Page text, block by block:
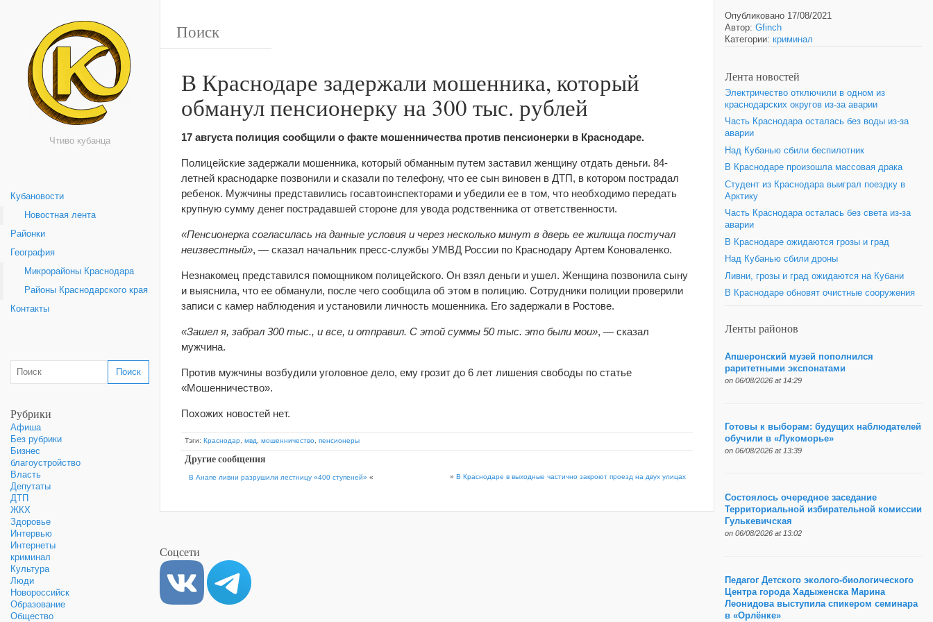
Чтиво кубанца
Кубановости
Новостная лента
Районки
География
Микрорайоны Краснодара
Районы Краснодарского края
Контакты
Рубрики
Афиша
Без рубрики
Бизнес
благоустройство
Власть
Депутаты
ДТП
ЖКХ
Здоровье
Интервью
Интернеты
криминал
Культура
Люди
Новороссийск
Образование
Общество
В Краснодаре задержали мошенника, который
обманул пенсионерку на 300 тыс. рублей
17 августа полиция сообщили о факте мошенничества против пенсионерки в Краснодаре.
Полицейские задержали мошенника, который обманным путем заставил женщину отдать деньги. 84-
летней краснодарке позвонили и сказали по телефону, что ее сын виновен в ДТП, в котором пострадал
ребенок. Мужчины представились госавтоинспекторами и убедили ее в том, что необходимо передать
крупную сумму денег пострадавшей стороне для увода родственника от ответственности.
«Пенсионерка согласилась на данные условия и через несколько минут в дверь ее жилища постучал
неизвестный», — сказал начальник пресс-службы УМВД России по Краснодару Артем Коноваленко.
Незнакомец представился помощником полицейского. Он взял деньги и ушел. Женщина позвонила сыну
и выяснила, что ее обманули, после чего сообщила об этом в полицию. Сотрудники полиции проверили
записи с камер наблюдения и установили личность мошенника. Его задержали в Ростове.
«Зашел я, забрал 300 тыс., и все, и отправил. С этой суммы 50 тыс. это были мои», — сказал
мужчина.
Против мужчины возбудили уголовное дело, ему грозит до 6 лет лишения свободы по статье
«Мошенничество».
Похожих новостей нет.
Тэги: Краснодар мвд мошенничество пенсионеры
Другие сообщения
В Анапе ливни разрушили лестницу «400 ступеней» « » В Краснодаре в выходные частично закроют проезд на двух улицах
Опубликовано 17/08/2021
Автор: Gfinch
Категории: криминал
Лента новостей
Электричество отключили в одном из
краснодарских округов из-за аварии
Часть Краснодара осталась без воды из-за
аварии
Над Кубанью сбили беспилотник
В Краснодаре произошла массовая драка
Студент из Краснодара выиграл поездку в
Арктику
Часть Краснодара осталась без света из-за
аварии
В Краснодаре ожидаются грозы и град
Над Кубанью сбили дроны
Ливни, грозы и град ожидаются на Кубани
В Краснодаре обновят очистные сооружения
Ленты районов
Апшеронский музей пополнился
раритетными экспонатами
on 06/08/2026 at 14:29
Готовы к выборам: будущих наблюдателей
обучили в «Лукоморье»
on 06/08/2026 at 13:39
Состоялось очередное заседание
Территориальной избирательной комиссии
Гулькевичская
on 06/08/2026 at 13:02
Педагог Детского эколого-биологического
Центра города Хадыженска Марина
Леонидова выступила спикером семинара
в «Орлёнке»
Соцсети